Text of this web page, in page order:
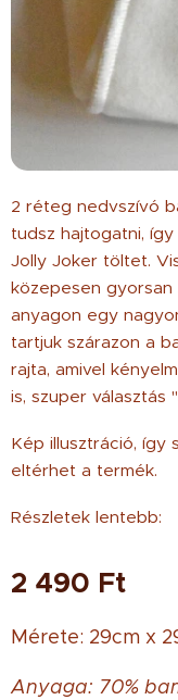
2 réteg nedvszívó
tudsz hajtogatni,
Jolly Joker töltet.
közepesen
anyagon egy
tartjuk szárazon a
rajta, amivel
is, szuper választás
Kép illusztráció, így
eltérhet a termék.
Részletek lentebb:
2 490 Ft
Mérete: 29cm x
Anyaga: 70%